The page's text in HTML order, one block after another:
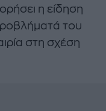
η είδηση
του
στη σχέση